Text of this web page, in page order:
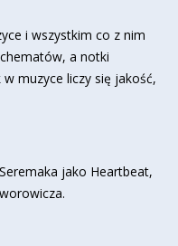
i wszystkim co z nim
a notki
muzyce liczy się jakość,
jako Heartbeat,